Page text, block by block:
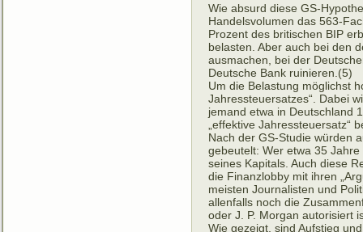
Wie absurd diese GS-
Handelsvolumen das 563-
Prozent des britischen BIP
belasten. Aber auch bei den
ausmachen, bei der
Deutsche Bank ruinieren.(5)
Um die Belastung möglichst
Jahressteuersatzes“. Dabei
jemand etwa in Deutschland
„effektive Jahressteuersatz“
Nach der GS-Studie würden
gebeutelt: Wer etwa 35
seines Kapitals. Auch diese
die Finanzlobby mit ihren
meisten Journalisten und
allenfalls noch die
oder J. P. Morgan autorisiert
Wie gezeigt, sind Aufstieg